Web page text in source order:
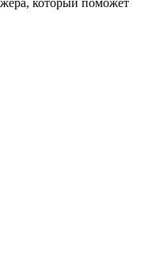
который поможет